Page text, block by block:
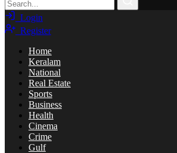
Login
Register
Home
Keralam
National
Real Estate
Sports
Business
Health
Cinema
Crime
Gulf